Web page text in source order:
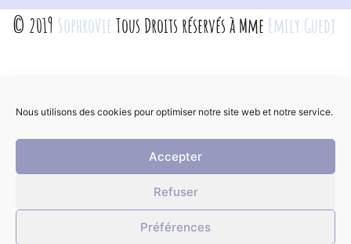
Nous utilisons des cookies pour optimiser notre site web et notre service.
Accepter
Refuser
Préférences
© 2019 SophroVieTous Droits réservés à Mme Emily Guedj